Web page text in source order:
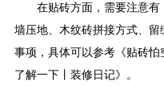
在贴砖方面，需要注意
墙压地、木纹砖拼接方式、
事项，具体可以参考《贴砖
了解一下丨装修日记》。